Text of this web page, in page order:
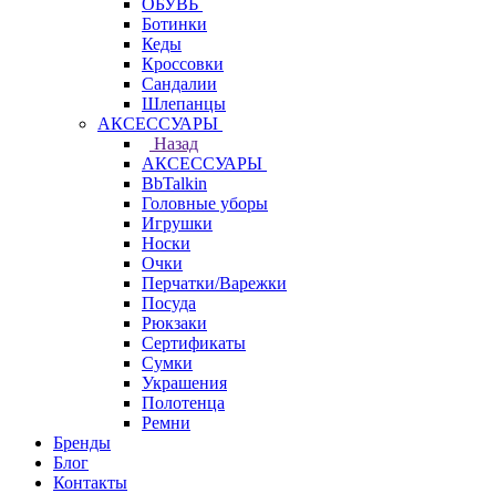
ОБУВЬ
Ботинки
Кеды
Кроссовки
Сандалии
Шлепанцы
АКСЕССУАРЫ
Назад
АКСЕССУАРЫ
BbTalkin
Головные уборы
Игрушки
Носки
Очки
Перчатки/Варежки
Посуда
Рюкзаки
Сертификаты
Сумки
Украшения
Полотенца
Ремни
Бренды
Блог
Контакты